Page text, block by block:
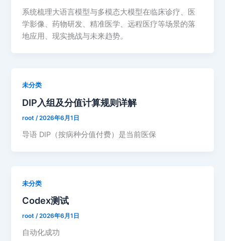
系统梳理大语言模型与多模态大模型在临床诊疗、医
学影像、药物研发、精准医学、远程医疗等场景的落
地应用、现实挑战与未来趋势。
未分类
DIP入组及分值计算规则详解
root/2026年6月1日
导语 DIP（按病种分值付费）是当前医保
未分类
Codex测试
root/2026年6月1日
自动化成功